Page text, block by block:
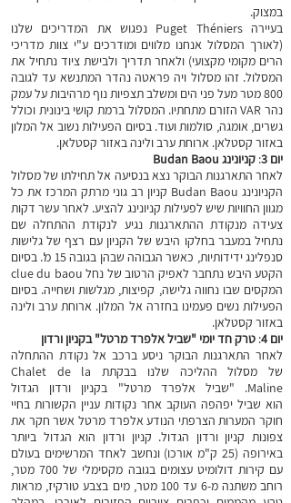
במצוק.
בעיירה Puget Théniers נפגוש את המדריכים שלנו
(לאורך המסלול אנחנו מלווים ומודרכים ע"י צוות מדריכי
הרים מקומי מקצועי) ולאחר תדריך ולבישת ציוד נתחיל את
המסלול. זהו מסלול ויה פראטה נהדר המתנשא עד לגובה
800 מטר מעל פני הים ומשלב תצפיות נוף מרהיבות על עמק
נהר VAR הזורם מתחתיו. המסלול ברמת קושי בינונית וכולל
גשרים, אומגה, סולמות ועוד.בסיום הפעילות נשוב אל המלון
באזור קסטלאן. ארוחת ערב ולינה באזור קסטלאן.
יום 3
: קניונינג Budan Baou
לאחר התארגנות הבוקר נצא בנסיעה אל תחילתו של מסלול
הקניונינג Budan Baou
קניון רב גוני מרתק המרכז את כל
מגוון החוויות שיש לפעילות קניונינג להציע. לאחר עשר דקות
צעידה מנקודת ההתארגנות נגיע לנקודת ההתחלה שם
נתחיל במעבר בחלקו היבש של הקניון עם רצף של גלישות
סנפלינג ידידותיות, כאשר הגבוהה שבהן בגובה 15 מ'. בסיום
הקטע היבש נתחבר לאפיק הרטוב של נחל clue du baou
המקסים שבו נחווה גלישה, קפיצות, מגלשות ושחייה. בסיום
הפעילות נשים פעמינו בחזרה אל המלון. ארוחת ערב ולינה
באזור קסטלאן.
יום 4
: טרק חד יומי "שביל אלפרד מרטל" בקניון ורדון
לאחר התארגנות הבוקר ניסע ברכב אל נקודת ההתחלה
של מסלול ההליכה שלנו בבקתת Chalet de la
Maline.
"שביל אלפרד מרטל" בקניון ורדון הגדול
הוא שביל יפהפה העוקב אחר נקודות עניין הקשורות בחיי
חוקר המערות הצרפתי הנודע אלפרד מרטל אשר חקר את
צפונות קניון ורדון הגדול. קניון ורדון הוא הגדול ביותר
באירופה (25 ק"מ אורכו) ונחשב לאחד המרשימים בעולם
עם קירות דולומיט עצומים בגובה מקסימלי של 700 מטר,
רוחב משתנה מ-6 עד 100 מטר, מים בצבע טורקיז, מראות